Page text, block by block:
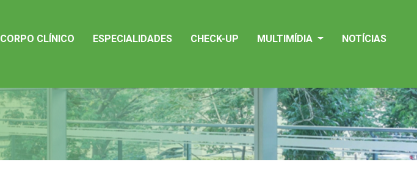
CORPO CLÍNICO ESPECIALIDADES CHECK-UP MULTIMÍDIA NOTÍCIAS